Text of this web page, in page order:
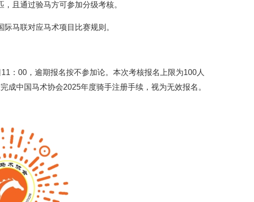
且通过验马方可参加分级考核。
马联对应马术项目比赛规则。
：00，逾期报名按不参加论。本次考核报名上限为100人
成中国马术协会2025年度骑手注册手续，视为无效报名。